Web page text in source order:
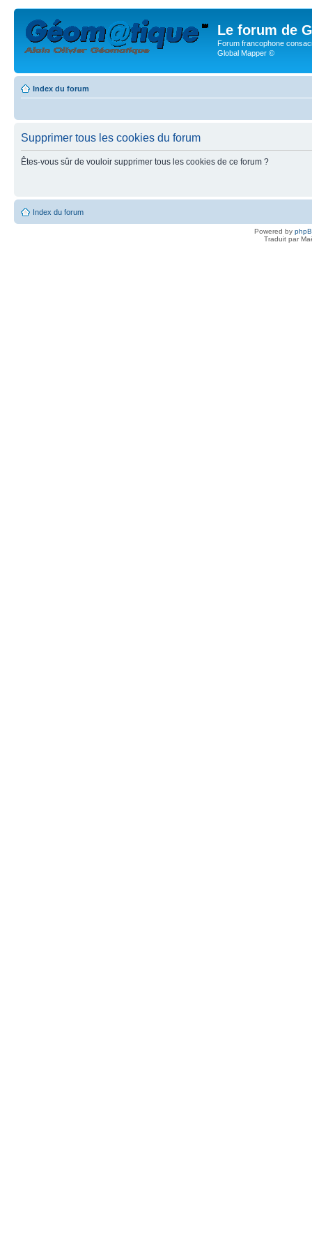
Le forum de
Forum francophone
Global Mapper ©
Index du forum
Supprimer tous les cookies du forum
Êtes-vous sûr de vouloir supprimer tous les cookies de ce forum ?
Index du forum
Powered by
Traduit par